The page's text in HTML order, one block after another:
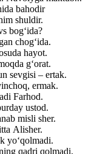
bahodir
shuldir.
bog‘ida?
chog‘ida.
hayot.
g‘orat.
sevgisi – ertak.
ermak.
Farhod.
ustod.
misli sher.
Alisher.
yo‘qolmadi.
qadri qolmadi.